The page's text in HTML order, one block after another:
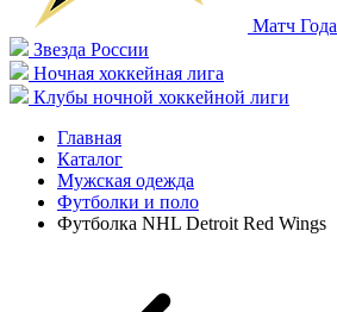
Матч Года
Звезда России
Ночная хоккейная лига
Клубы ночной хоккейной лиги
Главная
Каталог
Мужская одежда
Футболки и поло
Футболка NHL Detroit Red Wings